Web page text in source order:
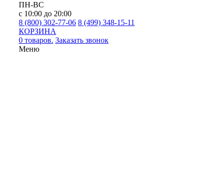
ПН-ВС
с 10:00 до 20:00
8 (800) 302-77-06 8 (499) 348-15-11
КОРЗИНА
0 товаров. Заказать звонок
Меню